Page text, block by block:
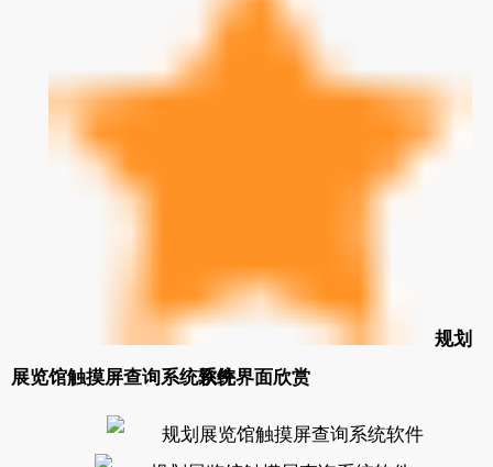
规划
展览馆触摸屏查询系统软件系统界面欣赏